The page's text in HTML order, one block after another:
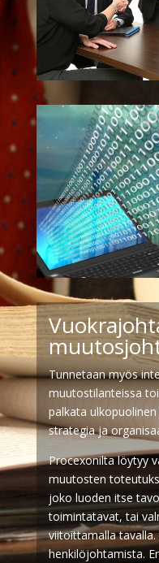
Tunnetaan myös
muutostilanteissa
palkata
strategia ja
Procexonilta löytyy
muutosten
joko luoden itse
toimintatavat, tai
viitoittamalla
henkilöjohtamista.